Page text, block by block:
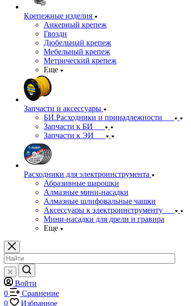
Крепежные изделия
Анкерный крепеж
Гвозди
Дюбельный крепеж
Мебельный крепеж
Метрический крепеж
Еще
Запчасти и аксессуары
БИ.Расходники и принадлежности
Запчасти к БИ
Запчасти к ЭИ
Расходники для электроинструмента
Абразивные шарошки
Алмазные мини-насадки
Алмазные шлифовальные чашки
Аксессуары к электроинструменту
Мини-насадки для дрели и гравира
Еще
Войти
0
Сравнение
0
Избранное